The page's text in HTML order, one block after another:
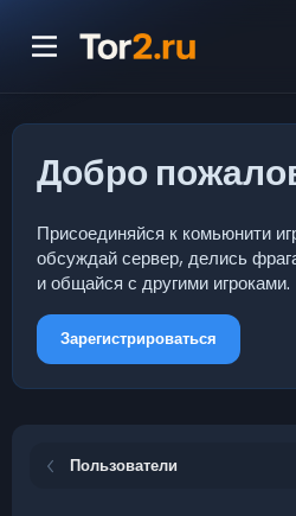
Добро
Присоединяйся к комьюнити
обсуждай сервер, делись
и общайся с другими игроками.
Зарегистрироваться
Пользователи